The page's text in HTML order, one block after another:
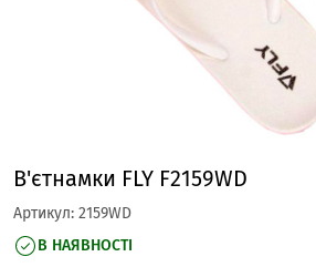
В'єтнамки FLY F2159WD
Артикул: 2159WD
В НАЯВНОСТІ